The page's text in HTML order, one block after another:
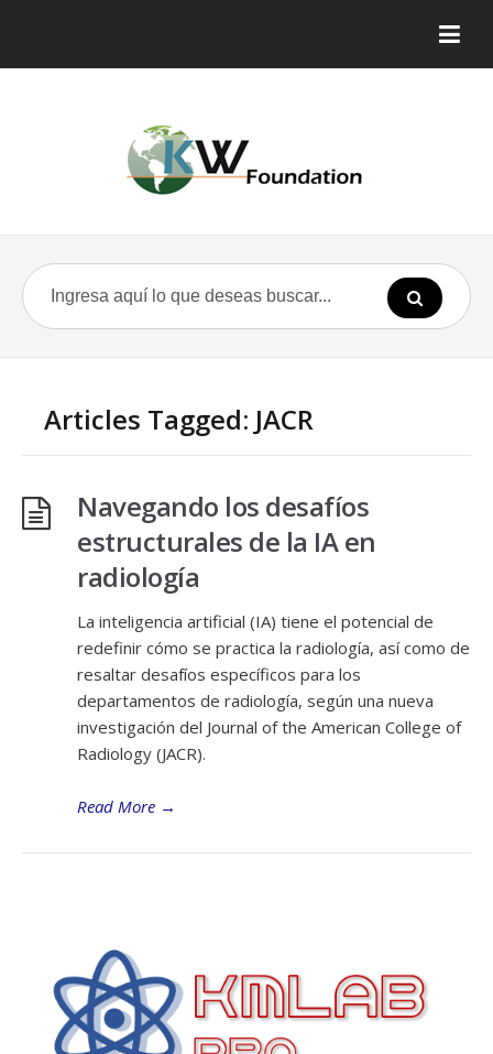
Articles Tagged: JACR
Navegando los desafíos
estructurales de la IA en
radiología
La inteligencia artificial (IA) tiene el potencial de
redefinir cómo se practica la radiología, así como de
resaltar desafíos específicos para los
departamentos de radiología, según una nueva
investigación del Journal of the American College of
Radiology (JACR).
Read More →